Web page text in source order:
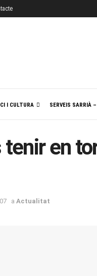
I CULTURA SERVEIS SARRIÀ
en
a Actualitat